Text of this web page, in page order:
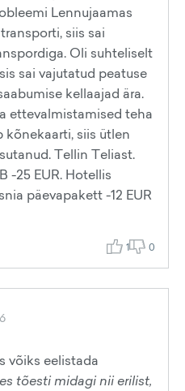
Lennujaamas
siis sai
Oli suhteliselt
sai vajutatud peatuse
kellaajad ära.
ettevalmistamised teha
kõnekaarti, siis ütlen
Tellin Teliast.
-25 EUR. Hotellis
päevapakett -12 EUR
1 0
võiks eelistada
tõesti midagi nii erilist,